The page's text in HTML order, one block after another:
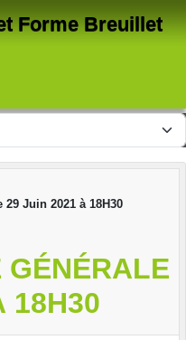
Forme Breuillet
Juin 2021 à 18H30
18H30